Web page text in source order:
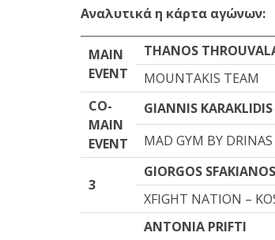
Αναλυτικά η κάρτα αγώνων:
MAIN
EVENT
THANOS
MOUNTAKIS TEAM
CO-
MAIN
EVENT
GIANNIS KARAKLIDIS
MAD GYM BY DRINAS
3
GIORGOS SFAKIANOS
XFIGHT NATION –
ANTONIA PRIFTI